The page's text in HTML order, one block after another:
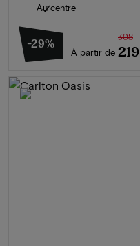
Au centre
-29%
À partir de
308
219